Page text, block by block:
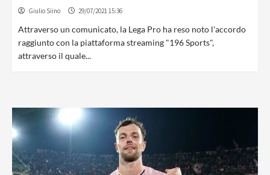
Giulio Siino 29/07/2021 15:36
Attraverso un comunicato, la Lega Pro ha reso noto l'accordo
raggiunto con la piattaforma streaming "196 Sports",
attraverso il quale...